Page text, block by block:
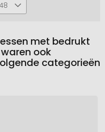
met bedrukt
ook
categorieën